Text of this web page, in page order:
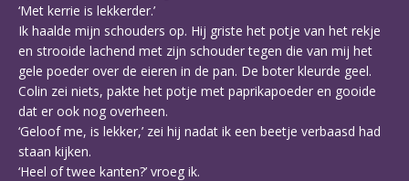
‘Met kerrie is lekkerder.’
Ik haalde mijn schouders op. Hij griste het potje van het rekje
en strooide lachend met zijn schouder tegen die van mij het
gele poeder over de eieren in de pan. De boter kleurde geel.
Colin zei niets, pakte het potje met paprikapoeder en gooide
dat er ook nog overheen.
‘Geloof me, is lekker,’ zei hij nadat ik een beetje verbaasd had
staan kijken.
‘Heel of twee kanten?’ vroeg ik.